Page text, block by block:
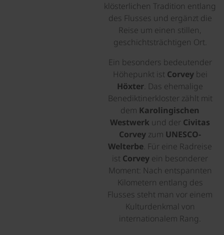
klösterlichen Tradition entlang
des Flusses und ergänzt die
Reise um einen stillen,
geschichtsträchtigen Ort.
Ein besonders bedeutender
Höhepunkt ist Corveybei
Höxter. Das ehemalige
Benediktinerkloster zählt mit
dem Karolingischen
Westwerk und der Civitas
Corvey zum UNESCO-
Welterbe. Für eine Radreise
ist Corvey ein besonderer
Moment: Nach entspannten
Kilometern entlang des
Flusses steht man vor einem
Kulturdenkmal von
internationalem Rang.